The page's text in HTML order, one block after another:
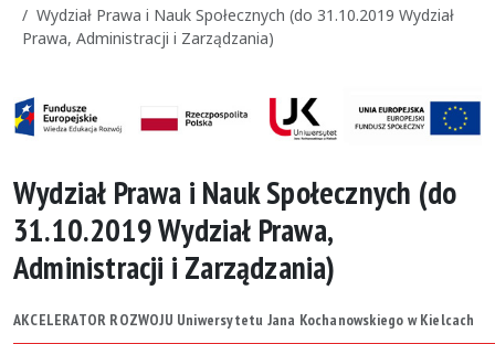
Wydział Prawa i Nauk Społecznych (do 31.10.2019 Wydział
Prawa, Administracji i Zarządzania)
Wydział Prawa i Nauk Społecznych (do
31.10.2019 Wydział Prawa,
Administracji i Zarządzania)
AKCELERATOR ROZWOJU Uniwersytetu Jana Kochanowskiego w Kielcach